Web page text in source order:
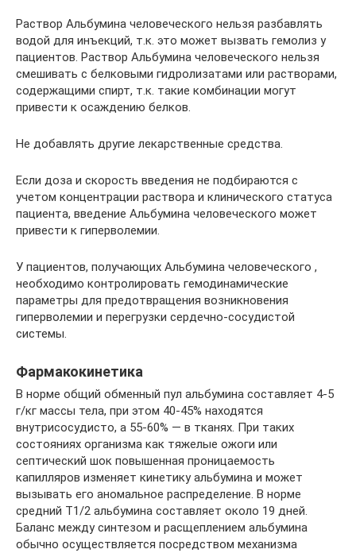
Раствор Альбумина человеческого нельзя разбавлять
водой для инъекций, т.к. это может вызвать гемолиз у
пациентов. Раствор Альбумина человеческого нельзя
смешивать с белковыми гидролизатами или растворами,
содержащими спирт, т.к. такие комбинации могут
привести к осаждению белков.
Не добавлять другие лекарственные средства.
Если доза и скорость введения не подбираются с
учетом концентрации раствора и клинического статуса
пациента, введение Альбумина человеческого может
привести к гиперволемии.
У пациентов, получающих Альбумина человеческого ,
необходимо контролировать гемодинамические
параметры для предотвращения возникновения
гиперволемии и перегрузки сердечно-сосудистой
системы.
Фармакокинетика
В норме общий обменный пул альбумина составляет 4-5
г/кг массы тела, при этом 40-45% находятся
внутрисосудисто, а 55-60% — в тканях. При таких
состояниях организма как тяжелые ожоги или
септический шок повышенная проницаемость
капилляров изменяет кинетику альбумина и может
вызывать его аномальное распределение. В норме
средний T1/2 альбумина составляет около 19 дней.
Баланс между синтезом и расщеплением альбумина
обычно осуществляется посредством механизма